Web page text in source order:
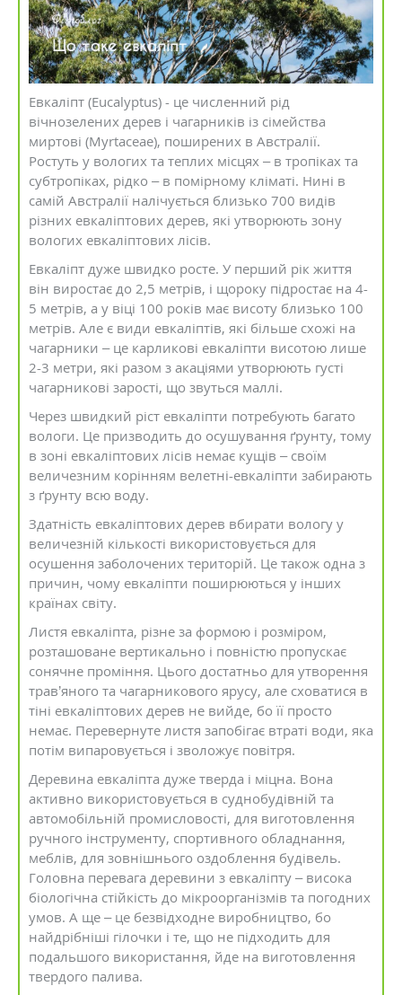
Евкаліпт (Eucalyptus) - це численний рід
вічнозелених дерев і чагарників із сімейства
миртові (Myrtaceae), поширених в Австралії.
Ростуть у вологих та теплих місцях – в тропіках та
субтропіках, рідко – в помірному кліматі. Нині в
самій Австралії налічується близько 700 видів
різних евкаліптових дерев, які утворюють зону
вологих евкаліптових лісів.
Евкаліпт дуже швидко росте. У перший рік життя
він виростає до 2,5 метрів, і щороку підростає на 4-
5 метрів, а у віці 100 років має висоту близько 100
метрів. Але є види евкаліптів, які більше схожі на
чагарники – це карликові евкаліпти висотою лише
2-3 метри, які разом з акаціями утворюють густі
чагарникові зарості, що звуться маллі.
Через швидкий ріст евкаліпти потребують багато
вологи. Це призводить до осушування ґрунту, тому
в зоні евкаліптових лісів немає кущів – своїм
величезним корінням велетні-евкаліпти забирають
з ґрунту всю воду.
Здатність евкаліптових дерев вбирати вологу у
величезній кількості використовується для
осушення заболочених територій. Це також одна з
причин, чому евкаліпти поширюються у інших
країнах світу.
Листя евкаліпта, різне за формою і розміром,
розташоване вертикально і повністю пропускає
сонячне проміння. Цього достатньо для утворення
трав’яного та чагарникового ярусу, але сховатися в
тіні евкаліптових дерев не вийде, бо її просто
немає. Перевернуте листя запобігає втраті води, яка
потім випаровується і зволожує повітря.
Деревина евкаліпта дуже тверда і міцна. Вона
активно використовується в суднобудівній та
автомобільній промисловості, для виготовлення
ручного інструменту, спортивного обладнання,
меблів, для зовнішнього оздоблення будівель.
Головна перевага деревини з евкаліпту – висока
біологічна стійкість до мікроорганізмів та погодних
умов. А ще – це безвідходне виробництво, бо
найдрібніші гілочки і те, що не підходить для
подальшого використання, йде на виготовлення
твердого палива.